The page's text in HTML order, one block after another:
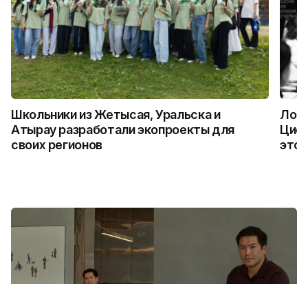
Школьники из Жетысая, Уральска и
Атырау разработали экопроекты для
своих регионов
это